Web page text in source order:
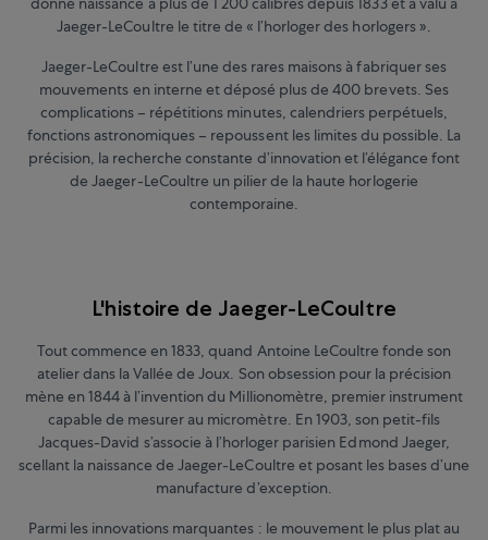
Jaeger-LeCoultre le titre de « l’horloger des horlogers ».
Jaeger-LeCoultre est l’une des rares maisons à fabriquer ses
mouvements en interne et déposé plus de 400 brevets. Ses
complications – répétitions minutes, calendriers perpétuels,
fonctions astronomiques – repoussent les limites du possible. La
précision, la recherche constante d’innovation et l’élégance font
de Jaeger-LeCoultre un pilier de la haute horlogerie
contemporaine.
L'histoire de Jaeger-LeCoultre
Tout commence en 1833, quand Antoine LeCoultre fonde son
atelier dans la Vallée de Joux. Son obsession pour la précision
mène en 1844 à l’invention du Millionomètre, premier instrument
capable de mesurer au micromètre. En 1903, son petit-fils
Jacques-David s’associe à l’horloger parisien Edmond Jaeger,
scellant la naissance de Jaeger-LeCoultre et posant les bases d’une
manufacture d’exception.
Parmi les innovations marquantes : le mouvement le plus plat au